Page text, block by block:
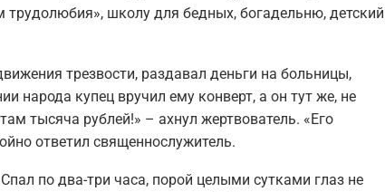
школу для бедных, богадельню, детский
трезвости, раздавал деньги на больницы,
народа купец вручил ему конверт, а он тут же, не
тысяча рублей!» – ахнул жертвователь. «Его
ответил священнослужитель.
по два-три часа, порой целыми сутками глаз не